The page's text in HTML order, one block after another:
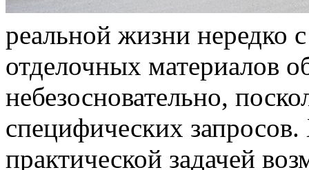
реальной жизни нередко
отделочных материалов
небезосновательно,
специфических запросов.
практической задачей